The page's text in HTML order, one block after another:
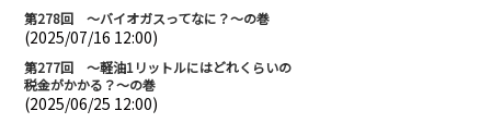
第278回 ～バイオガスってなに？～の巻
(2025/07/16 12:00)
第277回 ～軽油1リットルにはどれくらいの
税金がかかる？～の巻
(2025/06/25 12:00)